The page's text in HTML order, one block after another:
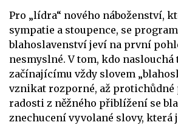
Pro „lídra“ nového náboženství,
sympatie a stoupence, se
blahoslavenství jeví na první
nesmyslné. V tom, kdo naslouchá
začínajícímu vždy slovem
vznikat rozporné, až protichůdné
radosti z něžného přiblížení se
znechucení vyvolané slovy, která